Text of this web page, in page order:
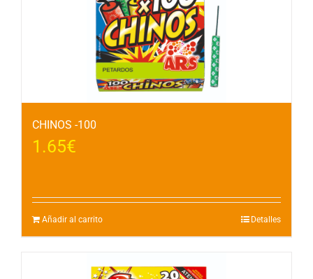
CHINOS -100
1.65€
Añadir al carrito Detalles